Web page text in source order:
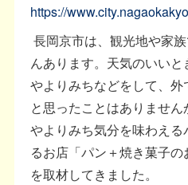
https://
長岡京市は、観光地や家
んあります。天気のいい
やよりみちなどをして、
と思ったことはありませ
やよりみち気分を味わえ
るお店「パン＋焼き菓子の
を取材してきました。